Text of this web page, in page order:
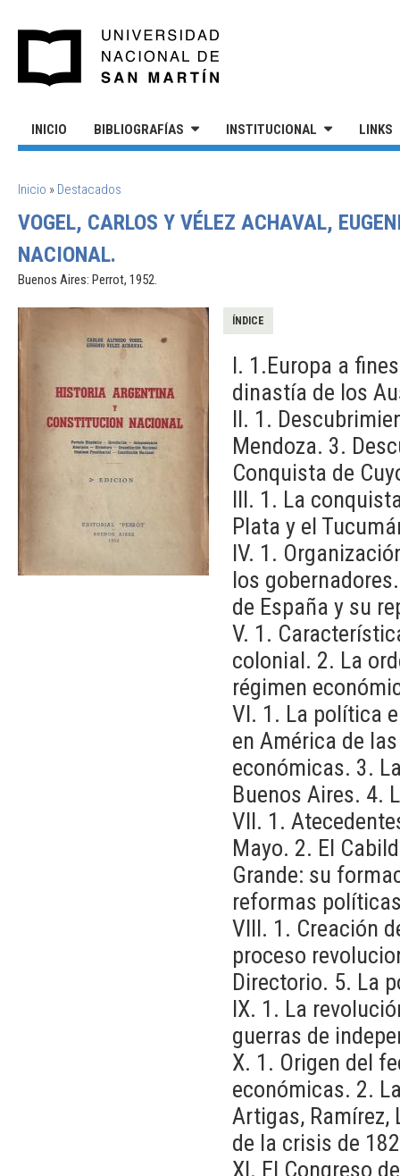
INICIO BIBLIOGRAFÍAS INSTITUCIONAL LINKS
SE ENCUENTRA USTED AQUÍ
Inicio » Destacados
VOGEL, CARLOS Y VÉLEZ ACHAVAL,
NACIONAL.
Buenos Aires: Perrot, 1952.
ÍNDICE
I. 1.Europa a
dinastía de los
II. 1.
Mendoza. 3.
Conquista de
III. 1. La
Plata y el
IV. 1.
los
de España y su
V. 1.
colonial. 2. La
régimen
VI. 1. La política
en América de
económicas. 3.
Buenos Aires. 4.
VII. 1.
Mayo. 2. El
Grande: su
reformas
VIII. 1. Creación
proceso
Directorio. 5. La
IX. 1. La
guerras de
X. 1. Origen del
económicas. 2.
Artigas, Ramírez,
de la crisis de
XI. El Congreso